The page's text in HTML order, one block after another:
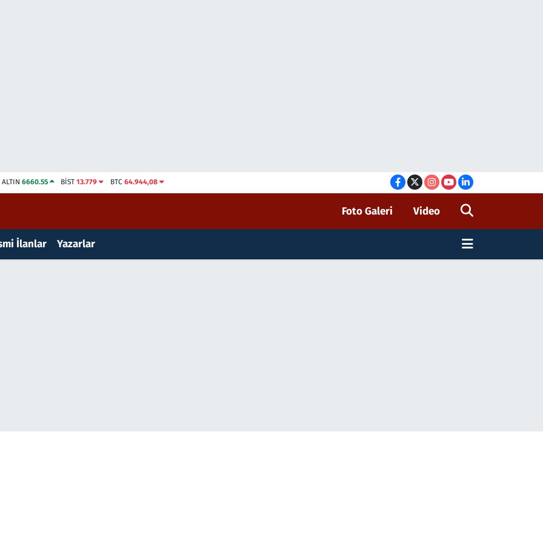
ALTIN 6660.55 BİST13.779 BTC 64.944,08
Foto Galeri Video
İlanlar Yazarlar